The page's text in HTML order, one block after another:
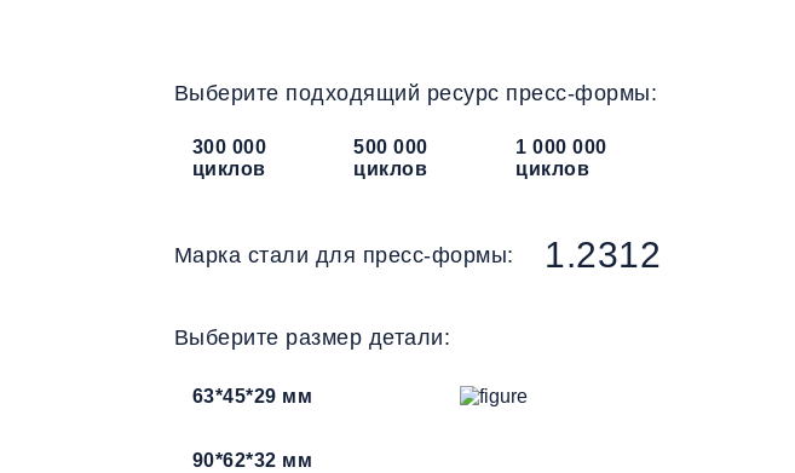
Выберите подходящий ресурс пресс-формы:
300 000
циклов
500 000
циклов
1 000 000
циклов
Марка стали для пресс-формы: 1.2312
Выберите размер детали:
63*45*29 мм
90*62*32 мм